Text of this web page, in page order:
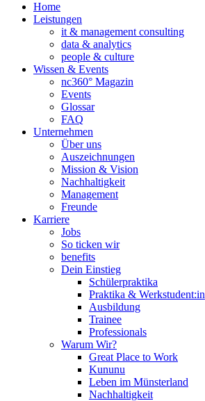
Home
Leistungen
it & management consulting
data & analytics
people & culture
Wissen & Events
nc360° Magazin
Events
Glossar
FAQ
Unternehmen
Über uns
Auszeichnungen
Mission & Vision
Nachhaltigkeit
Management
Freunde
Karriere
Jobs
So ticken wir
benefits
Dein Einstieg
Schülerpraktika
Praktika & Werkstudent:in
Ausbildung
Trainee
Professionals
Warum Wir?
Great Place to Work
Kununu
Leben im Münsterland
Nachhaltigkeit